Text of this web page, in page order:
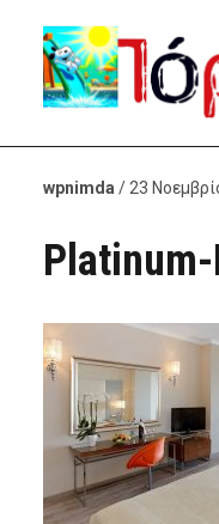
wpnimda / 23